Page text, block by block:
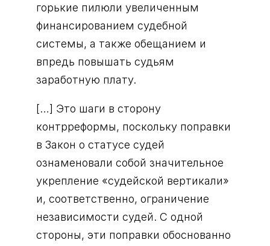
горькие пилюли увеличенным
финансированием судебной
системы, а также обещанием и
впредь повышать судьям
заработную плату.
[…] Это шаги в сторону
контрреформы, поскольку поправки
в Закон о статусе судей
ознаменовали собой значительное
укрепление «судейской вертикали»
и, соответственно, ограничение
независимости судей. С одной
стороны, эти поправки обоснованно